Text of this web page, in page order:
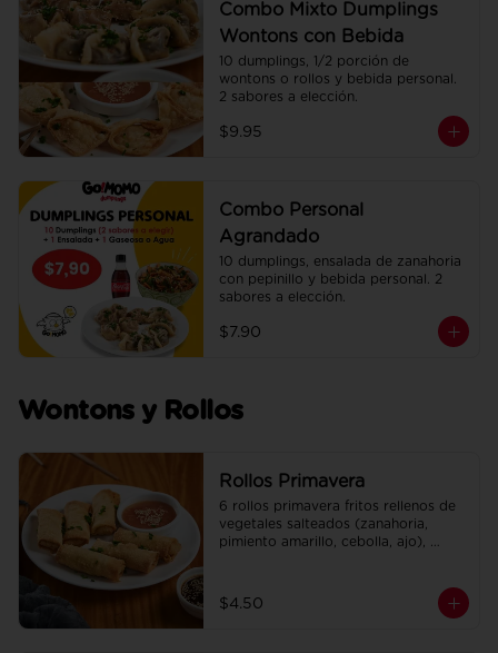
Combo Mixto Dumplings
Wontons con Bebida
10 dumplings, 1/2 porción de
wontons o rollos y bebida personal.
2 sabores a elección.
$9.95
Combo Personal
Agrandado
10 dumplings, ensalada de zanahoria
con pepinillo y bebida personal. 2
sabores a elección.
$7.90
Wontons y Rollos
Rollos Primavera
6 rollos primavera fritos rellenos de
vegetales salteados (zanahoria,
pimiento amarillo, cebolla, ajo),
agridulce.
$4.50